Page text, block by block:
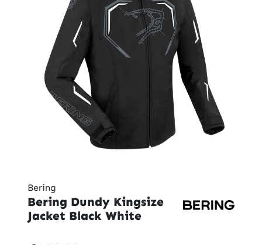
Bering
Bering Dundy Kingsize
Jacket Black White